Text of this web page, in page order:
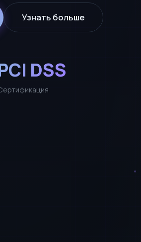
Узнать больше
DSS